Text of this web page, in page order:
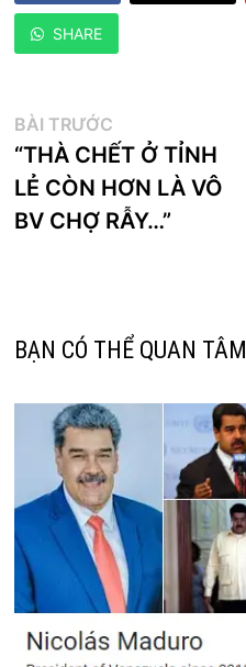
SHARE
Điều
hướng
bài
BÀI TRƯỚC
trước:
“THÀ CHẾT Ở TỈNH
LẺ CÒN HƠN LÀ VÔ
BV CHỢ RẪY…”
BẠN CÓ THỂ QUAN TÂM